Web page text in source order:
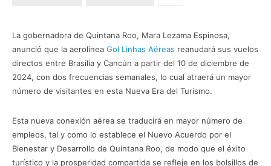
La gobernadora de Quintana Roo, Mara Lezama Espinosa,
anunció que la aerolínea Gol Linhas Aéreas reanudará sus vuelos
directos entre Brasilia y Cancún a partir del 10 de diciembre de
2024, con dos frecuencias semanales, lo cual atraerá un mayor
número de visitantes en esta Nueva Era del Turismo.
Esta nueva conexión aérea se traducirá en mayor número de
empleos, tal y como lo establece el Nuevo Acuerdo por el
Bienestar y Desarrollo de Quintana Roo, de modo que el éxito
turístico y la prosperidad compartida se refleje en los bolsillos de